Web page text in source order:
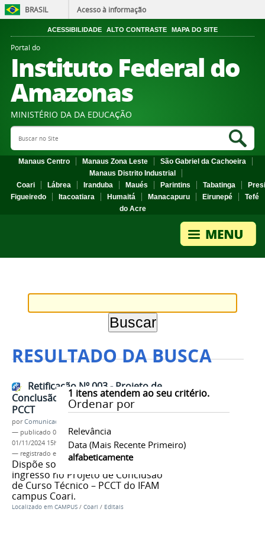
BRASIL Acesso à informação
ACESSIBILIDADE ALTO CONTRASTE MAPA DO SITE
Portal do
Instituto Federal do
Amazonas
MINISTÉRIO DA DA EDUCAÇÃO
Search Site
Manaus Centro Manaus Zona Leste
São Gabriel da Cachoeira
Manaus Distrito Industrial
Coari
Lábrea Iranduba Maués Parintins Tabatinga
Figueiredo
Itacoatiara Humaitá Manacapuru Eirunepé
Tefé
do Acre
RESULTADO DA BUSCA
1 itens atendem ao seu critério.
Ordenar por
Relevância
Data (mais Recente Primeiro)
alfabeticamente
Retificação Nº 003 - Projeto de
Conclusão de Curso Técnico –
PCCT
porComunicação COARI
— publicado 03/04/2024—última modificação
01/11/2024 15h42
— registrado em:
EDITAL PCCT IFAM CCO
Dispõe sobre as inscrições para
ingresso no Projeto de Conclusão
de Curso Técnico – PCCT do IFAM
campus Coari.
Localizado em CAMPUS / Coari / Editais